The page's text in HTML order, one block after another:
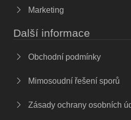
Marketing
Další informace
Obchodní podmínky
Mimosoudní řešení sporů
Zásady ochrany osobních